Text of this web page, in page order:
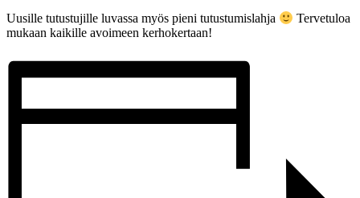
Uusille tutustujille luvassa myös pieni tutustumislahja
Tervetuloa
mukaan kaikille avoimeen kerhokertaan!